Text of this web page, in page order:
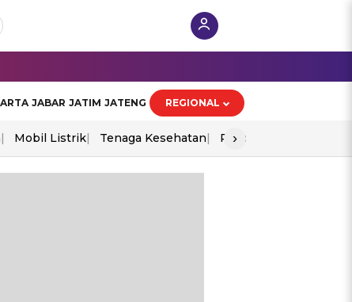
JABAR JATIM JATENG REGIONAL
Mobil Listrik Tenaga Kesehatan Piala Aff 2026
›